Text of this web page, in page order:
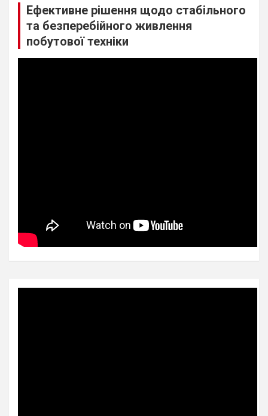
Ефективне рішення щодо стабільного
та безперебійного живлення
побутової техніки